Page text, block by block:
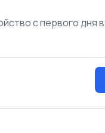
с первого дня